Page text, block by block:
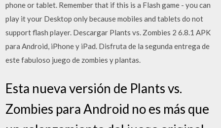
phone or tablet. Remember that if this is a Flash game - you can
play it your Desktop only because mobiles and tablets do not
support flash player. Descargar Plants vs. Zombies 2 6.8.1 APK
para Android, iPhone y iPad. Disfruta de la segunda entrega de
este fabuloso juego de zombies y plantas.
Esta nueva versión de Plants vs.
Zombies para Android no es más que